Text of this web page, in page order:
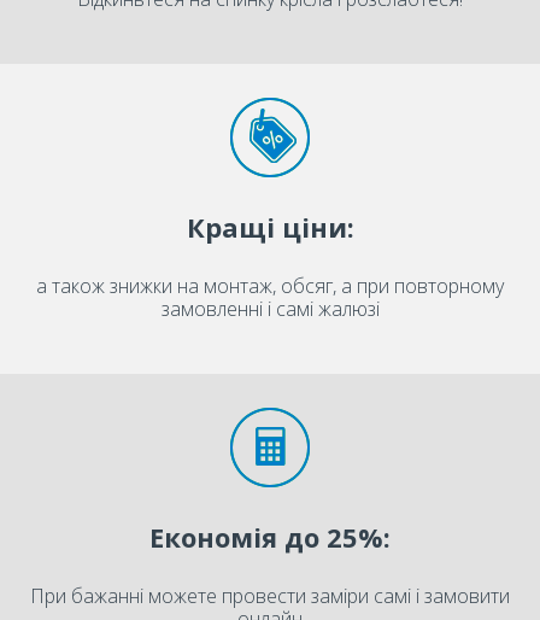
Кращі ціни:
а також знижки на монтаж, обсяг, а при повторному
замовленні і самі жалюзі
Економія до 25%:
При бажанні можете провести заміри самі і замовити